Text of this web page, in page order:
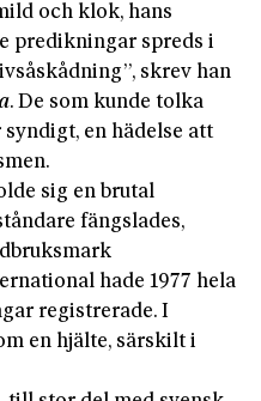
och klok, hans
predikningar spreds i
skrev han
. De som kunde tolka
en hädelse att
sig en brutal
fängslades,
hade 1977 hela
registrerade. I
en hjälte, särskilt i